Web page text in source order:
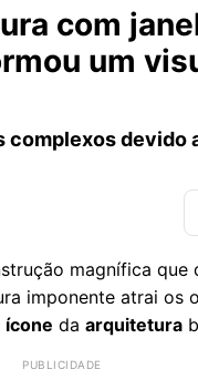
com
um
devido
magnífica
imponente atrai os
ícone da arquitetura